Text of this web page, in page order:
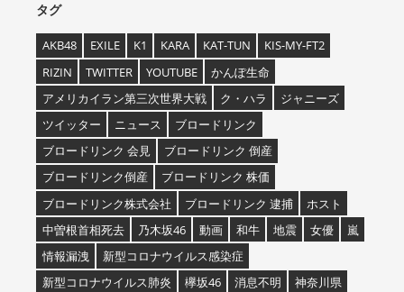
タグ
AKB48 EXILE K1 KARA KAT-TUN
KIS-MY-FT2
RIZIN
TWITTER YOUTUBE
かんぽ生命
アメリカイラン第三次世界大戦
ク・ハラ
ジャニーズ
ツイッター
ニュース
ブロードリンク
ブロードリンク 会見
ブロードリンク 倒産
ブロードリンク倒産
ブロードリンク 株価
ブロードリンク株式会社
ブロードリンク 逮捕
ホスト
中曽根首相死去
乃木坂46 動画 和牛 地震 女優
嵐
情報漏洩
新型コロナウイルス感染症
新型コロナウイルス肺炎
欅坂46 消息不明
神奈川県